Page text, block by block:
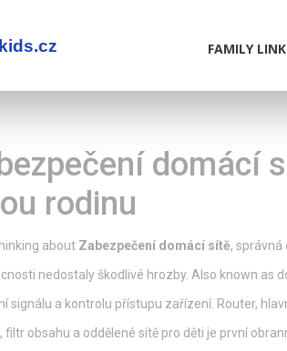
FAMILY LINK
domácí
rodinu
about Zabezpečení domácí sítě, správná
nedostaly škodlivé hrozby. Also known as
signálu a kontrolu přístupu zařízení Router,
filtr obsahu a oddělené sítě pro děti je první